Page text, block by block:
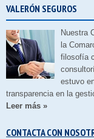
VALERÓN SEGUROS
Nuestra
la
filosofía
estuvo
transparencia en la
Leer más »
CONTACTA CON